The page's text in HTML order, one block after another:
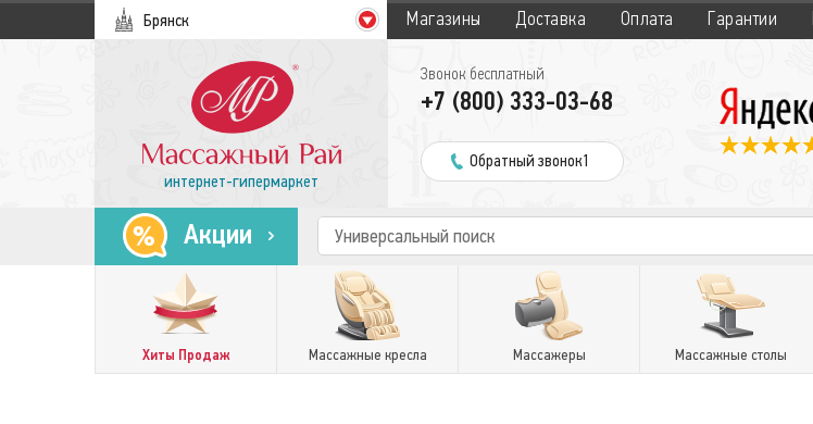
Брянск Магазины Доставка Оплата Гарантии
интернет-гипермаркет
Звонок бесплатный
+7 (800) 333-03-68
Обратный звонок1
Акции
Хиты Продаж Массажные кресла Массажеры Массажные столы